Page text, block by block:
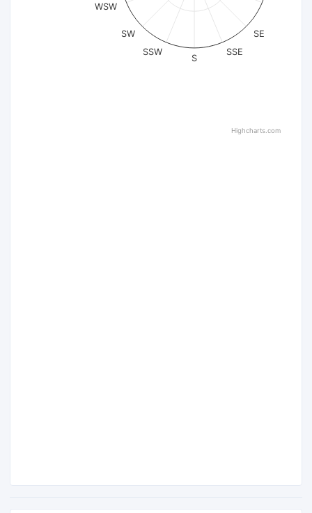
SE
SSE
S
SSW
SW
WSW
Highcharts.com